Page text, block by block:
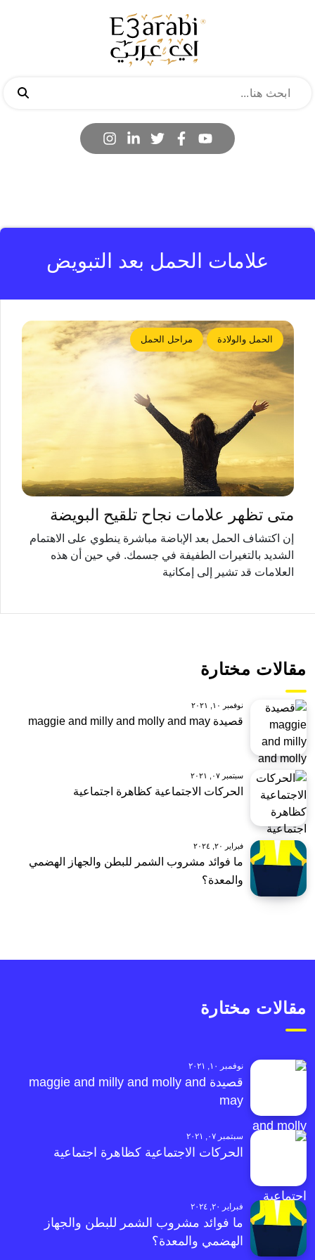
علامات الحمل بعد التبويض
الحمل والولادة مراحل الحمل
متى تظهر علامات نجاح تلقيح البويضة
إن اكتشاف الحمل بعد الإباضة مباشرة ينطوي على الاهتمام
الشديد بالتغيرات الطفيفة في جسمك. في حين أن هذه
العلامات قد تشير إلى إمكانية
مقالات مختارة
نوفمبر ١٠, ٢٠٢١
قصيدة maggie and milly and molly and may
سبتمبر ٠٧, ٢٠٢١
الحركات الاجتماعية كظاهرة اجتماعية
فبراير ٢٠, ٢٠٢٤
ما فوائد مشروب الشمر للبطن والجهاز الهضمي
والمعدة؟
مقالات مختارة
نوفمبر ١٠, ٢٠٢١
قصيدة maggie and milly and molly and
may
سبتمبر ٠٧, ٢٠٢١
الحركات الاجتماعية كظاهرة اجتماعية
فبراير ٢٠, ٢٠٢٤
ما فوائد مشروب الشمر للبطن والجهاز
الهضمي والمعدة؟